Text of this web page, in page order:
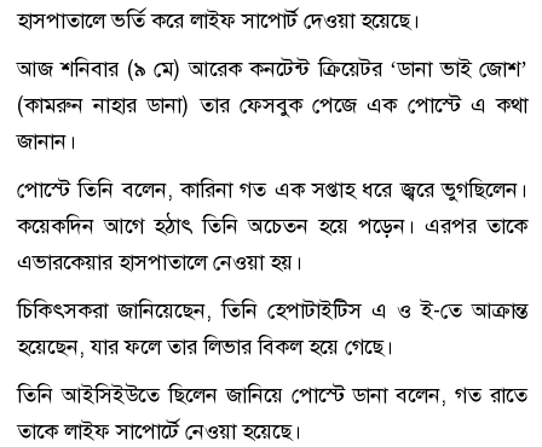
হাসপাতালে ভর্তি করে লাইফ সাপোর্ট দেওয়া হয়েছে।
আজ শনিবার (৯ মে) আরেক কনটেন্ট ক্রিয়েটর ‘ডানা ভাই জোশ’
(কামরুন নাহার ডানা) তার ফেসবুক পেজে এক পোস্টে এ কথা
জানান।
পোস্টে তিনি বলেন, কারিনা গত এক সপ্তাহ ধরে জ্বরে ভুগছিলেন।
কয়েকদিন আগে হঠাৎ তিনি অচেতন হয়ে পড়েন। এরপর তাকে
এভারকেয়ার হাসপাতালে নেওয়া হয়।
চিকিৎসকরা জানিয়েছেন, তিনি হেপাটাইটিস এ ও ই-তে আক্রান্ত
হয়েছেন, যার ফলে তার লিভার বিকল হয়ে গেছে।
তিনি আইসিইউতে ছিলেন জানিয়ে পোস্টে ডানা বলেন, গত রাতে
তাকে লাইফ সাপোর্টে নেওয়া হয়েছে।